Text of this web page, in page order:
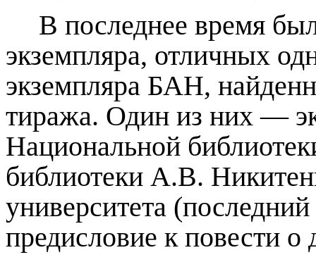
В последнее время
экземпляра, отличных
экземпляра БАН,
тиража. Один из них —
Национальной
библиотеки А.В.
университета (последний
предисловие к повести о